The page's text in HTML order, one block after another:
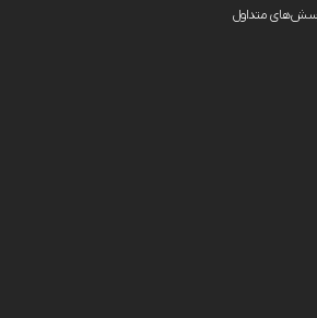
متداول